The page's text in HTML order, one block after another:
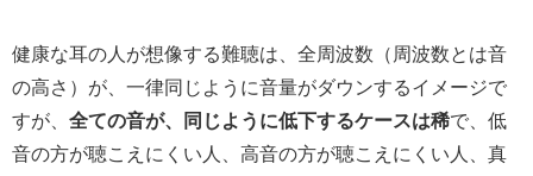
健康な耳の人が想像する難聴は、全周波数（周波数とは音
の高さ）が、一律同じように音量がダウンするイメージで
すが、 全ての音が、同じように低下するケースは稀で、低
音の方が聴こえにくい人、高音の方が聴こえにくい人、真